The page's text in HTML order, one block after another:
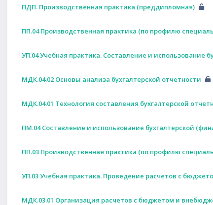
ПДП. Производственная практика (преддипломная)
ПП.04 Производственная практика (по профилю
УП.04 Учебная практика. Составление и использование
МДК.04.02 Основы анализа бухгалтерской отчетности
МДК.04.01 Технология составления бухгалтерской
ПМ.04 Составление и использование бухгалтерской
ПП.03 Производственная практика (по профилю
УП.03 Учебная практика. Проведение расчетов с
МДК.03.01 Организация расчетов с бюджетом и